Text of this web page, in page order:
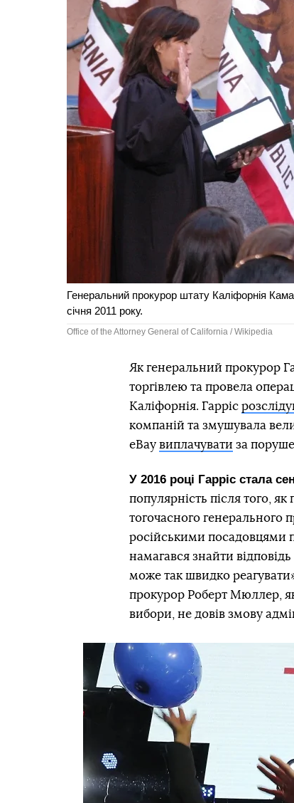
Генеральний прокурор штату Каліфорнія
січня 2011 року.
Office of the Attorney General of California / Wikipedia
Як генеральний прокурор
торгівлею та провела
Каліфорнія. Гарріс
компаній та змушувала
eBay виплачувати за
У 2016 році Гарріс стала
популярність після того,
тогочасного
російськими посадовцями
намагався знайти
може так швидко
прокурор Роберт Мюллер,
вибори, не довів змову